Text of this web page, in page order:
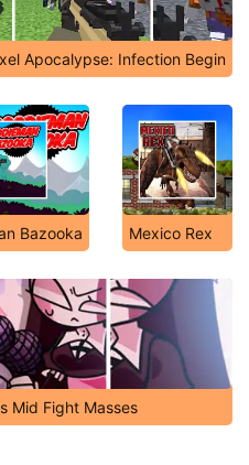
Apocalypse: Infection Begin
Bazooka Mexico Rex
Mid Fight Masses